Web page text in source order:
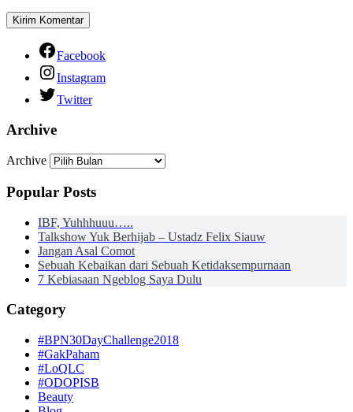
Facebook
Instagram
Twitter
Archive
Archive
Popular Posts
IBF, Yuhhhuuu…..
Talkshow Yuk Berhijab – Ustadz Felix Siauw
Jangan Asal Comot
Sebuah Kebaikan dari Sebuah Ketidaksempurnaan
7 Kebiasaan Ngeblog Saya Dulu
Category
#BPN30DayChallenge2018
#GakPaham
#LoQLC
#ODOPISB
Beauty